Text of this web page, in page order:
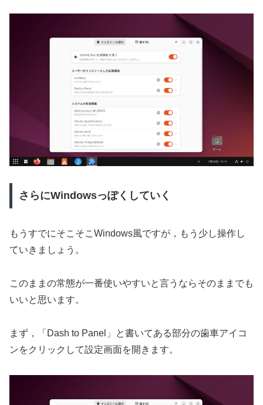
さらにWindowsっぽくしていく
もうすでにそこそこWindows風ですが，もう少し操作し
ていきましょう。
このままの常態が一番使いやすいと言うならそのままでも
いいと思います。
まず，「Dash to Panel」と書いてある部分の歯車アイコ
ンをクリックして設定画面を開きます。